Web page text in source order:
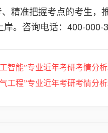
精准把握考点的考生，
。咨询电话：400-000-
智能”专业近年考研考情分
工程”专业近年考研考情分